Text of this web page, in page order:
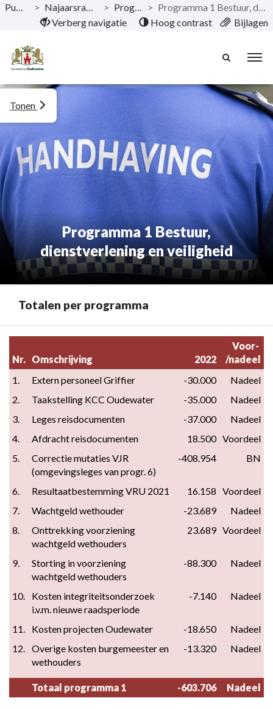
Naar hoofdinhoud
Publicaties > Najaarsrapportage 2022 > Programma's >
Programma 1 Bestuur, dienstverlening en veiligheid
Verberg navigatie
Hoog contrast Bijlagen
Programma 1 Bestuur,
dienstverlening en veiligheid
Tonen
Totalen per programma
naar
navigatie
Programma
dienstverlening
veiligheid
programma
Nr. Omschrijving 2022
Voor-
/nadeel
1.
Extern personeel Griffier -30.000
Nadeel
2.
Taakstelling KCC Oudewater -35.000
Nadeel
3.
Leges reisdocumenten -37.000
Nadeel
4.
Afdracht reisdocumenten 18.500 Voordeel
5.
Correctie mutaties VJR
(omgevingsleges van progr. 6)
-408.954 BN
6. Resultaatbestemming VRU 2021 16.158 Voordeel
7.
Wachtgeld wethouder -23.689
Nadeel
8.
Onttrekking voorziening
wachtgeld wethouders
23.689 Voordeel
9.
Storting in voorziening
wachtgeld wethouders
-88.300 Nadeel
10.
Kosten integriteitsonderzoek
i.v.m. nieuwe raadsperiode
-7.140 Nadeel
11. Kosten projecten Oudewater -18.650
Nadeel
12. Overige kosten burgemeester en
wethouders
-13.320 Nadeel
Totaal programma 1 -603.706 Nadeel